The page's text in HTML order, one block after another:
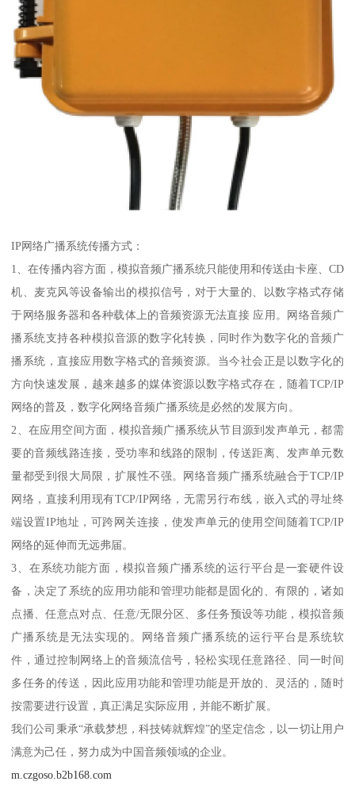
IP网络广播系统传播方式：
1、在传播内容方面，模拟音频广播系统只能使用和传送由卡座、CD
机、麦克风等设备输出的模拟信号，对于大量的、以数字格式存储
于网络服务器和各种载体上的音频资源无法直接 应用。网络音频广
播系统支持各种模拟音源的数字化转换，同时作为数字化的音频广
播系统，直接应用数字格式的音频资源。当今社会正是以数字化的
方向快速发展，越来越多的媒体资源以数字格式存在，随着TCP/IP
网络的普及，数字化网络音频广播系统是必然的发展方向。
2、在应用空间方面，模拟音频广播系统从节目源到发声单元，都需
要的音频线路连接，受功率和线路的限制，传送距离、发声单元数
量都受到很大局限，扩展性不强。网络音频广播系统融合于TCP/IP
网络，直接利用现有TCP/IP网络，无需另行布线，嵌入式的寻址终
端设置IP地址，可跨网关连接，使发声单元的使用空间随着TCP/IP
网络的延伸而无远弗届。
3、在系统功能方面，模拟音频广播系统的运行平台是一套硬件设
备，决定了系统的应用功能和管理功能都是固化的、有限的，诸如
点播、任意点对点、任意/无限分区、多任务预设等功能，模拟音频
广播系统是无法实现的。网络音频广播系统的运行平台是系统软
件，通过控制网络上的音频流信号，轻松实现任意路径、同一时间
多任务的传送，因此应用功能和管理功能是开放的、灵活的，随时
按需要进行设置，真正满足实际应用，并能不断扩展。
我们公司秉承“承载梦想，科技铸就辉煌”的坚定信念，以一切让用户
满意为己任，努力成为中国音频领域的企业。
m.czgoso.b2b168.com